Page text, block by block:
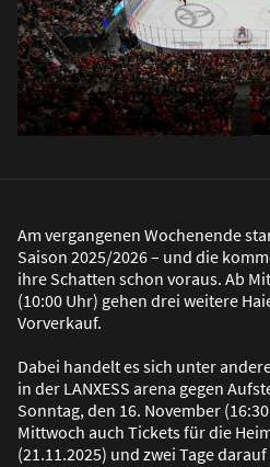
Am vergangenen Wochenende
Saison 2025/2026 – und die
ihre Schatten schon voraus. Ab
(10:00 Uhr) gehen drei weitere
Vorverkauf.
Dabei handelt es sich unter
in der LANXESS arena gegen
Sonntag, den 16. November
Mittwoch auch Tickets für die
(21.11.2025) und zwei Tage